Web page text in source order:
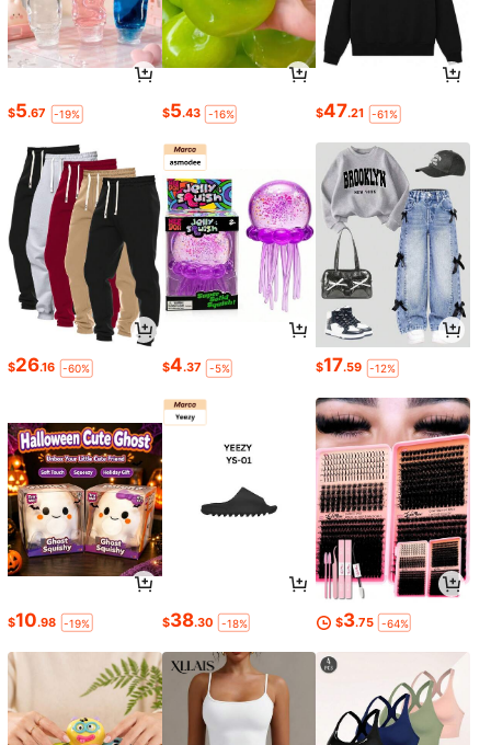
$5.67 -19% $5.43 -16% $47.21 -61%
$26.16 -60% $4.37 -5% $17.59 -12%
$10.98 -19% $38.30 -18% $3.75 -64%